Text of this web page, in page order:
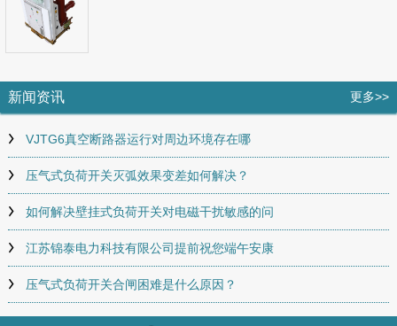
新闻资讯 更多>>
VJTG6真空断路器运行对周边环境存在哪
压气式负荷开关灭弧效果变差如何解决？
如何解决壁挂式负荷开关对电磁干扰敏感的问
江苏锦泰电力科技有限公司提前祝您端午安康
压气式负荷开关合闸困难是什么原因？